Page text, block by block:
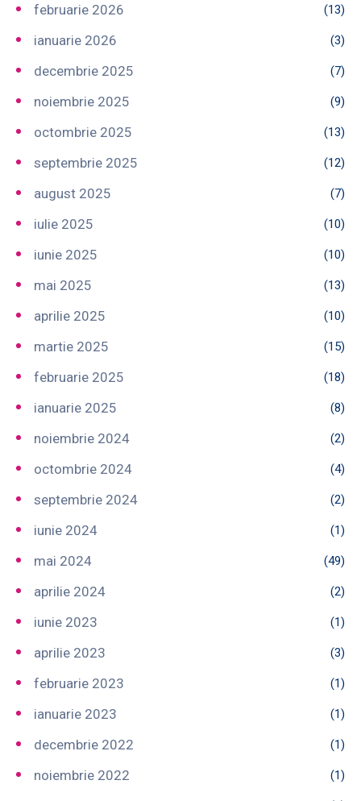
februarie 2026 (13)
ianuarie 2026 (3)
decembrie 2025 (7)
noiembrie 2025 (9)
octombrie 2025 (13)
septembrie 2025 (12)
august 2025 (7)
iulie 2025 (10)
iunie 2025 (10)
mai 2025 (13)
aprilie 2025 (10)
martie 2025 (15)
februarie 2025 (18)
ianuarie 2025 (8)
noiembrie 2024 (2)
octombrie 2024 (4)
septembrie 2024 (2)
iunie 2024 (1)
mai 2024 (49)
aprilie 2024 (2)
iunie 2023 (1)
aprilie 2023 (3)
februarie 2023 (1)
ianuarie 2023 (1)
decembrie 2022 (1)
noiembrie 2022 (1)